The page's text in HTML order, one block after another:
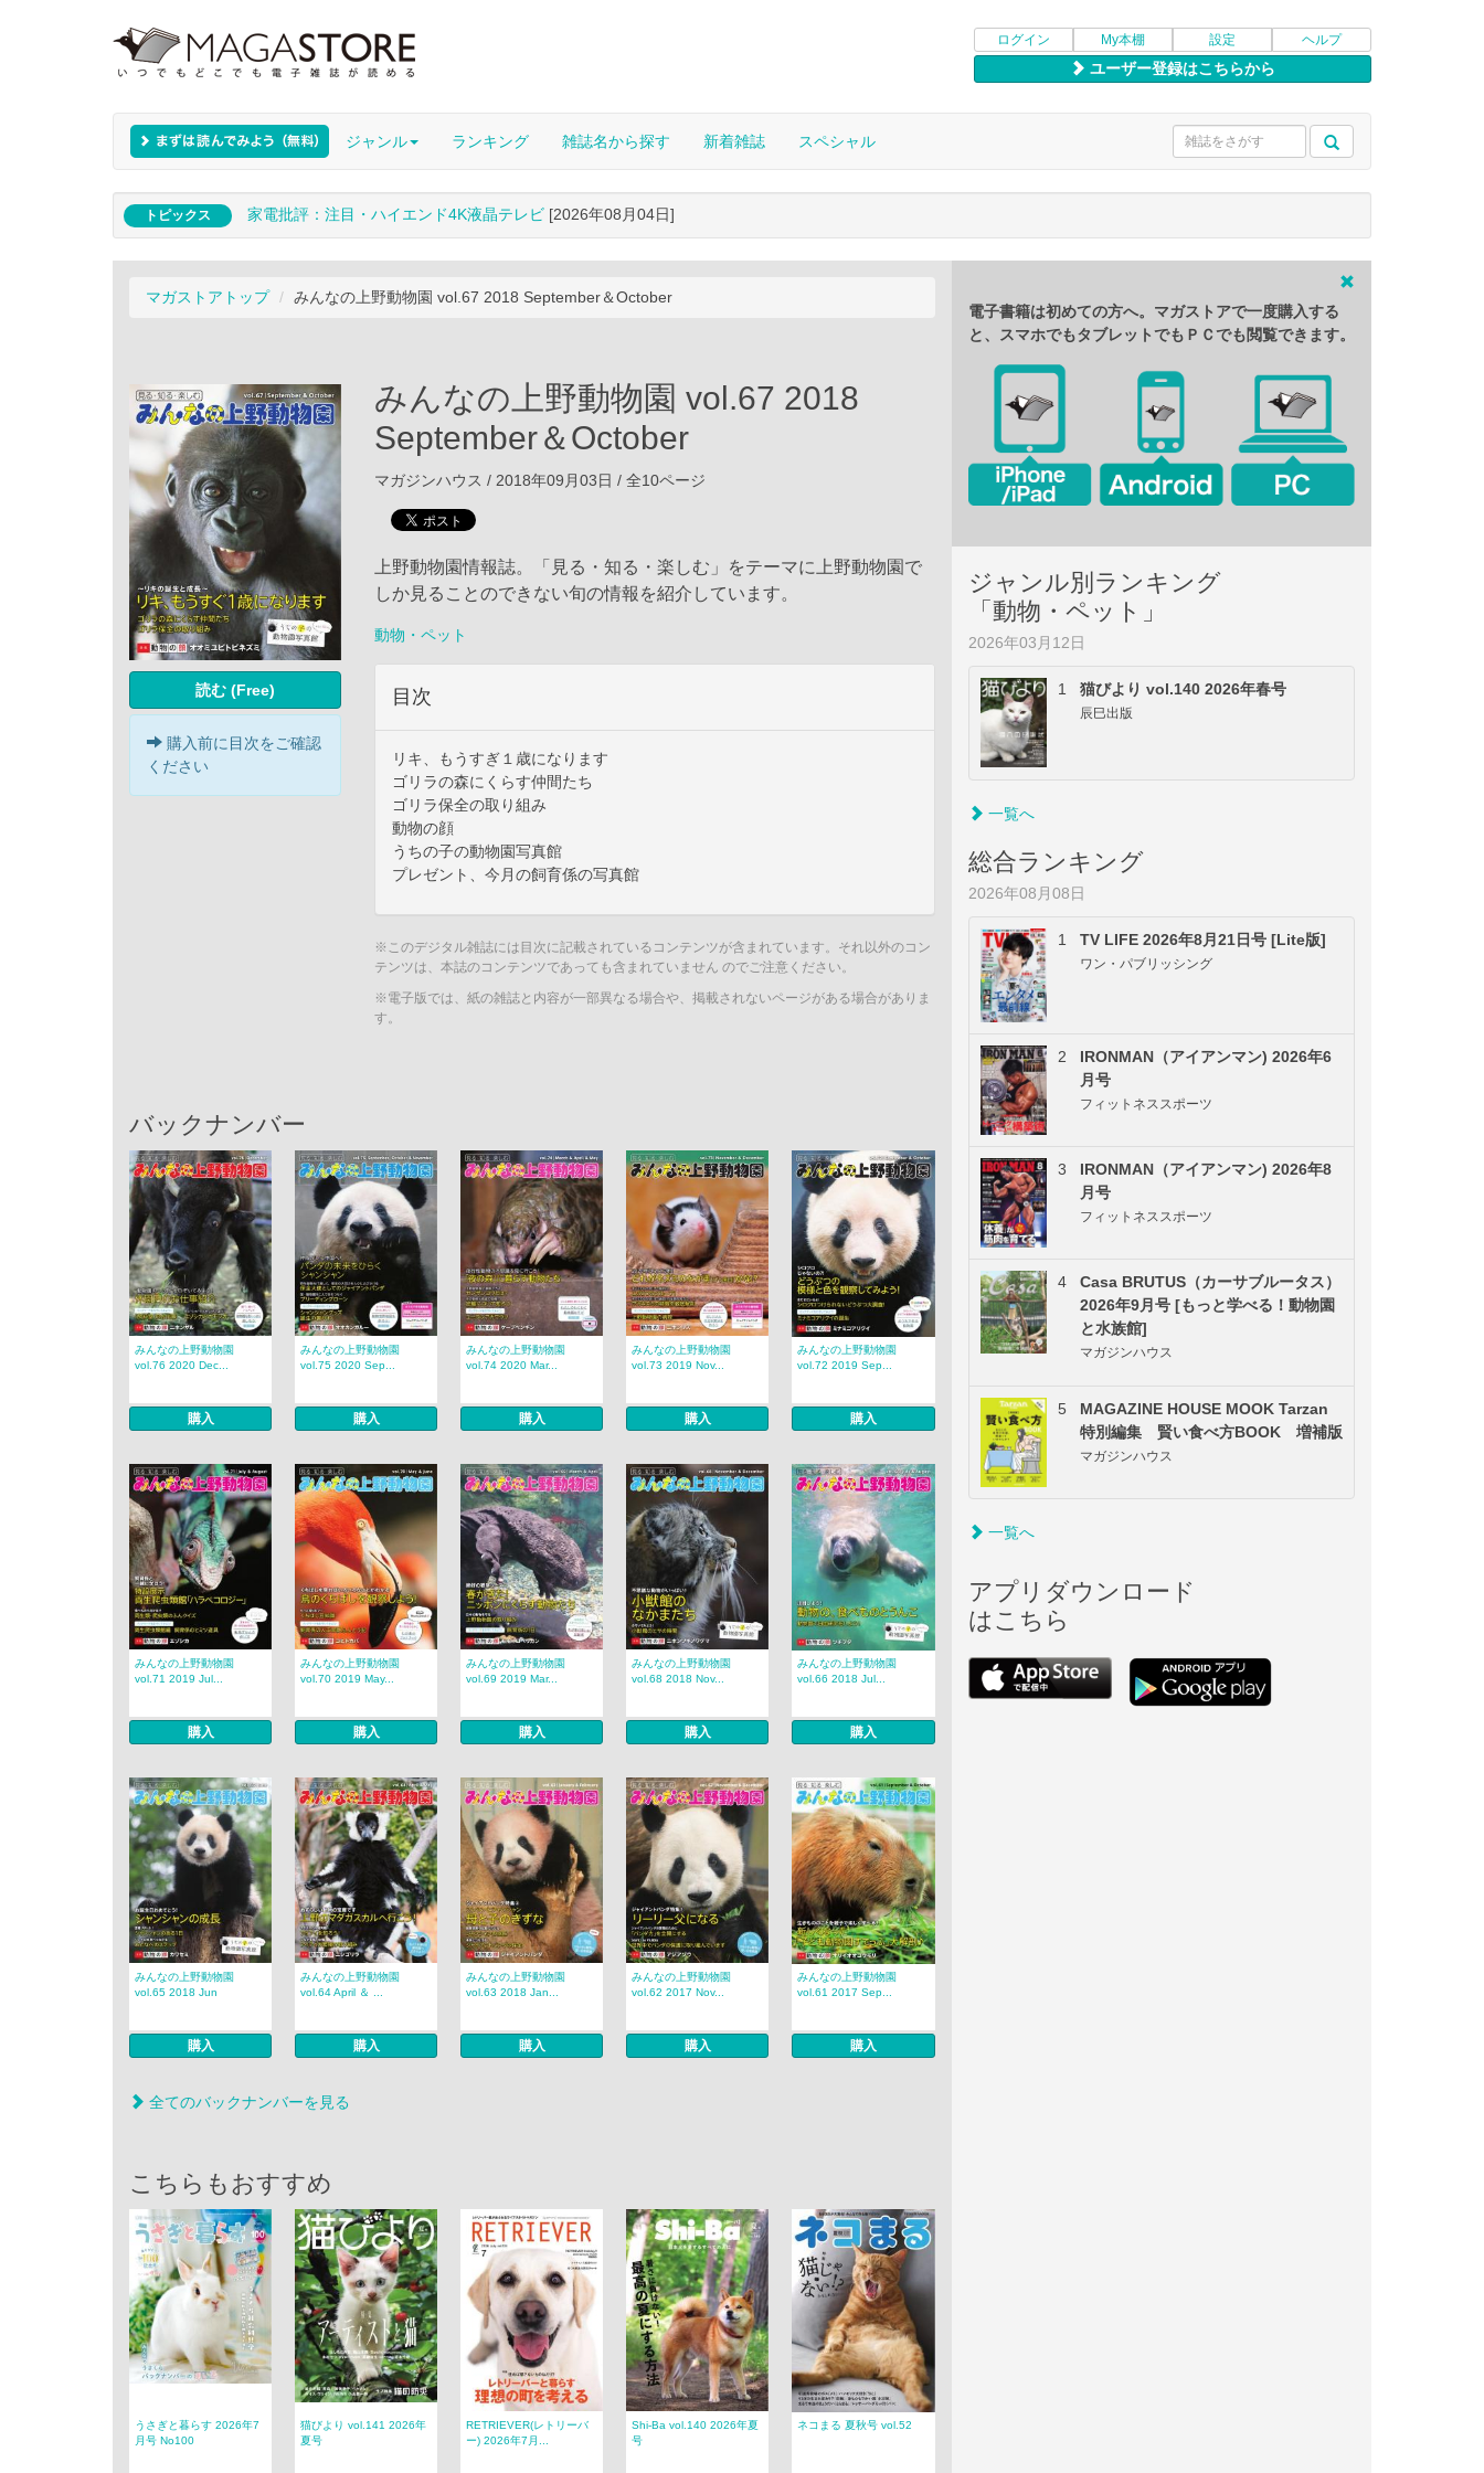
ログイン My本棚 設定 ヘルプ
ユーザー登録はこちらから
ジャンル ランキング 雑誌名から探す 新着雑誌 スペシャル
トピックス 家電批評：注目・ハイエンド4K液晶テレビ [2026年08月04日]
マガストアトップ みんなの上野動物園 vol.67 2018 September＆October
読む (Free)
購入前に目次をご確認
ください
みんなの上野動物園 vol.67 2018
September＆October
マガジンハウス / 2018年09月03日 / 全10ページ
上野動物園情報誌。「見る・知る・楽しむ」をテーマに上野動物園で
しか見ることのできない旬の情報を紹介しています。
動物・ペット
目次
リキ、もうすぎ１歳になります
ゴリラの森にくらす仲間たち
ゴリラ保全の取り組み
動物の顔
うちの子の動物園写真館
プレゼント、今月の飼育係の写真館
※このデジタル雑誌には目次に記載されているコンテンツが含まれています。それ以外のコン
テンツは、本誌のコンテンツであっても含まれていません のでご注意ください。
※電子版では、紙の雑誌と内容が一部異なる場合や、掲載されないページがある場合がありま
す。
バックナンバー
みんなの上野動物園
vol.76 2020 Dec...
購入
みんなの上野動物園
vol.75 2020 Sep...
購入
みんなの上野動物園
vol.74 2020 Mar...
購入
みんなの上野動物園
vol.73 2019 Nov...
購入
みんなの上野動物園
vol.72 2019 Sep...
購入
みんなの上野動物園
vol.71 2019 Jul...
購入
みんなの上野動物園
vol.70 2019 May...
購入
みんなの上野動物園
vol.69 2019 Mar...
購入
みんなの上野動物園
vol.68 2018 Nov...
購入
みんなの上野動物園
vol.66 2018 Jul...
購入
みんなの上野動物園
vol.65 2018 Jun
購入
みんなの上野動物園
vol.64 April ＆ ...
購入
みんなの上野動物園
vol.63 2018 Jan...
購入
みんなの上野動物園
vol.62 2017 Nov...
購入
みんなの上野動物園
vol.61 2017 Sep...
購入
全てのバックナンバーを見る
こちらもおすすめ
うさぎと暮らす 2026年7
月号 No100
猫びより vol.141 2026年
夏号
RETRIEVER(レトリーバ
ー) 2026年7月...
Shi-Ba vol.140 2026年夏
号
ネコまる 夏秋号 vol.52
電子書籍は初めての方へ。マガストアで一度購入する
と、スマホでもタブレットでもＰＣでも閲覧できます。
ジャンル別ランキング
「動物・ペット」
2026年03月12日
1 猫びより vol.140 2026年春号
辰巳出版
一覧へ
総合ランキング
2026年08月08日
1 TV LIFE 2026年8月21日号 [Lite版]
ワン・パブリッシング
2
IRONMAN（アイアンマン) 2026年6
月号
フィットネススポーツ
3
IRONMAN（アイアンマン) 2026年8
月号
フィットネススポーツ
4
Casa BRUTUS（カーサブルータス）
2026年9月号 [もっと学べる！動物園
と水族館]
マガジンハウス
5
MAGAZINE HOUSE MOOK Tarzan
特別編集 賢い食べ方BOOK 増補版
マガジンハウス
一覧へ
アプリダウンロード
はこちら